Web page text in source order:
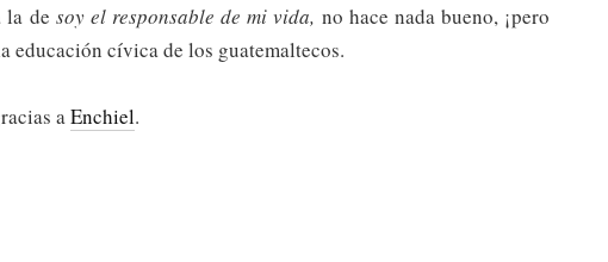
la de soy el responsable de mi vida, no hace nada bueno, ¡pero
educación cívica de los guatemaltecos.
aEnchiel.